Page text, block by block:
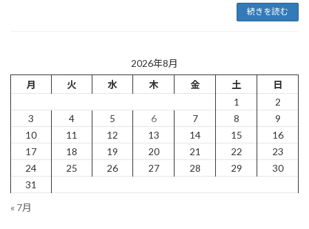
続きを読む
2026年8月
月
火 水 木 金 土
日
1
2
3
4 5 6 7 8
9
10
11 12 13 14 15
16
17
18 19 20 21 22
23
24
25 26 27 28 29
30
31
« 7月